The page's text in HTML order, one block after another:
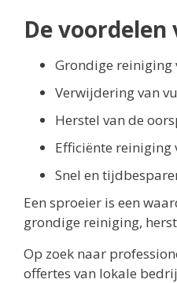
De
Grondige
Verwijdering van
Herstel van de
Efficiënte
Snel en
Een sproeier is een
grondige reiniging,
Op zoek naar
offertes van lokale